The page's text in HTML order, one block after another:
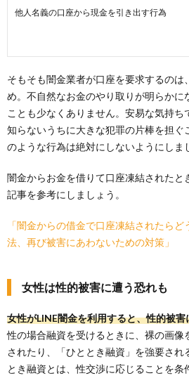
他人名義の口座から現金を引き出す行為
そもそも闇金業者が口座を要求するのは
め。不自然なお金のやり取りが明らかに
ことも少なくありません。安易な気持ち
知らないうちに大きな犯罪の片棒を担ぐ
のような行為は絶対にしないようにしま
闇金からお金を借りて口座凍結されたと
記事を参考にしましょう。
「闇金からの借金で口座凍結されたら
法、再び被害にあわないための対策」
女性は性的被害に遭う恐れも
女性がLINE闇金を利用すると、性的被
性の場合融資を受けるときに、裸の画像
されたり、「ひととき融資」を強要され
とき融資とは、性交渉に応じることを条